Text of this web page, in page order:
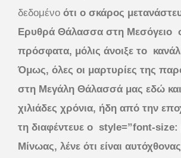
δεδομένο ότι ο σκάρος
Ερυθρά Θάλασσα στη Μεσόγειο
πρόσφατα, μόλις άνοιξε το
Όμως, όλες οι μαρτυρίες της
στη Μεγάλη Θάλασσά μας εδώ
χιλιάδες χρόνια, ήδη από την
τη διαφέντευε ο style=”font-size:
Μίνωας, λένε ότι είναι